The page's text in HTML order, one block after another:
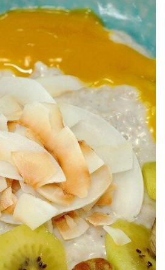
LECHE DE COCO
base indispensable.